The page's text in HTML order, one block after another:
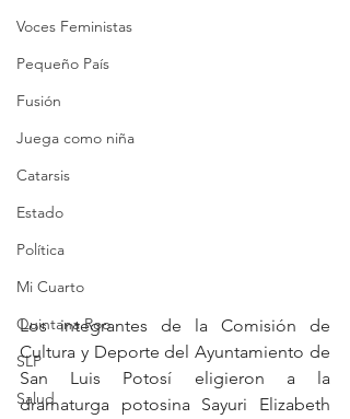
Voces Feministas
Pequeño País
Fusión
Juega como niña
Catarsis
Estado
Política
Mi Cuarto
Quintana Roo
SLP
Salud
Los integrantes de la Comisión de
Cultura y Deporte del Ayuntamiento de
San Luis Potosí eligieron a la
dramaturga potosina Sayuri Elizabeth